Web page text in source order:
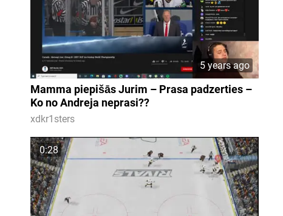
5 years ago
Mamma piepišās Jurim – Prasa padzerties –
Ko no Andreja neprasi??
xdkr1sters
0:28